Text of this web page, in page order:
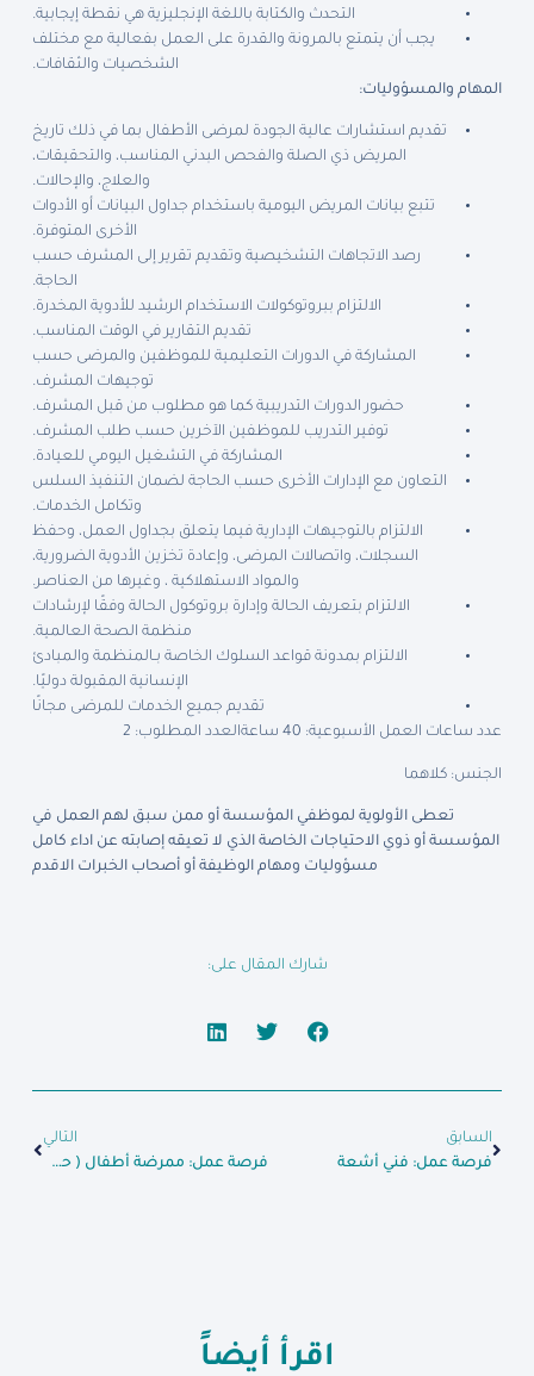
التحدث والكتابة باللغة الإنجليزية هي نقطة إيجابية.
يجب أن يتمتع بالمرونة والقدرة على العمل بفعالية مع مختلف
الشخصيات والثقافات.
المهام والمسؤوليات:
تقديم استشارات عالية الجودة لمرضى الأطفال بما في ذلك تاريخ
المريض ذي الصلة والفحص البدني المناسب، والتحقيقات،
والعلاج، والإحالات.
تتبع بيانات المريض اليومية باستخدام جداول البيانات أو الأدوات
الأخرى المتوفرة.
رصد الاتجاهات التشخيصية وتقديم تقرير إلى المشرف حسب
الحاجة.
الالتزام ببروتوكولات الاستخدام الرشيد للأدوية المخدرة.
تقديم التقارير في الوقت المناسب.
المشاركة في الدورات التعليمية للموظفين والمرضى حسب
توجيهات المشرف.
حضور الدورات التدريبية كما هو مطلوب من قبل المشرف.
توفير التدريب للموظفين الآخرين حسب طلب المشرف.
المشاركة في التشغيل اليومي للعيادة.
التعاون مع الإدارات الأخرى حسب الحاجة لضمان التنفيذ السلس
وتكامل الخدمات.
الالتزام بالتوجيهات الإدارية فيما يتعلق بجداول العمل، وحفظ
السجلات، واتصالات المرضى، وإعادة تخزين الأدوية الضرورية،
والمواد الاستهلاكية ، وغيرها من العناصر.
الالتزام بتعريف الحالة وإدارة بروتوكول الحالة وفقًا لإرشادات
منظمة الصحة العالمية.
الالتزام بمدونة قواعد السلوك الخاصة بـالمنظمة والمبادئ
الإنسانية المقبولة دوليًا.
تقديم جميع الخدمات للمرضى مجانًا
عدد ساعات العمل الأسبوعية: 40 ساعة
العدد المطلوب: 2
الجنس: كلاهما
تعطى الأولوية لموظفي المؤسسة أو ممن سبق لهم العمل في
المؤسسة أو ذوي الاحتياجات الخاصة الذي لا تعيقه إصابته عن اداء كامل
مسؤوليات ومهام الوظيفة أو أصحاب الخبرات الاقدم
شارك المقال على:
السابق
فرصة عمل: فني أشعة
التالي
فرصة عمل: ممرضة أطفال ( حواضن – جناح )
اقرأ أيضاً